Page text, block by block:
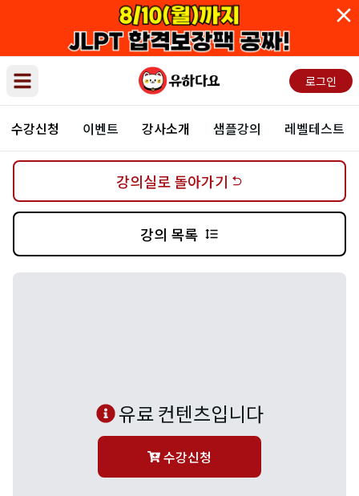
Open main menu 로그인
수강신청 이벤트 강사소개 샘플강의 레벨테스트
강의실로 돌아가기
강의 목록
유료 컨텐츠입니다
수강신청